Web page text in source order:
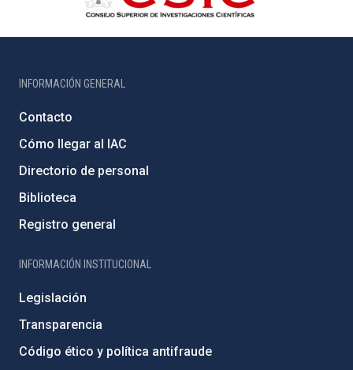
INFORMACIÓN GENERAL
Contacto
Cómo llegar al IAC
Directorio de personal
Biblioteca
Registro general
INFORMACIÓN INSTITUCIONAL
Legislación
Transparencia
Código ético y política antifraude